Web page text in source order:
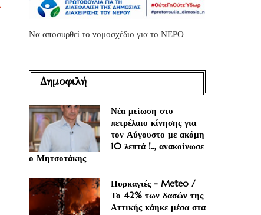
Να αποσυρθεί το νομοσχέδιο για το ΝΕΡΟ
Δημοφιλή
Νέα μείωση στο
πετρέλαιο κίνησης για
τον Αύγουστο με ακόμη
10 λεπτά !.., ανακοίνωσε
ο Μητσοτάκης
Πυρκαγιές - Meteo /
Το 42% των δασών της
Αττικής κάηκε μέσα στα